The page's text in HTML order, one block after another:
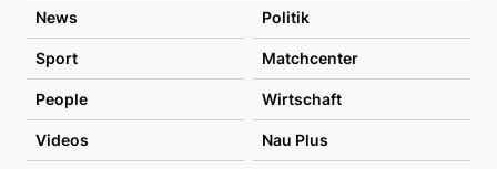
News Politik
Sport Matchcenter
People Wirtschaft
Videos Nau Plus